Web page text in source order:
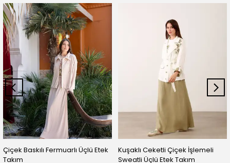
Çiçek Baskılı Fermuarlı Üçlü Etek
Takım
Kuşaklı Ceketli Çiçek İşlemeli
Sweatli Üçlü Etek Takım